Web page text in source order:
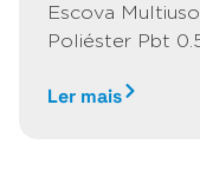
Escova
Poliéster Pbt
Ler mais